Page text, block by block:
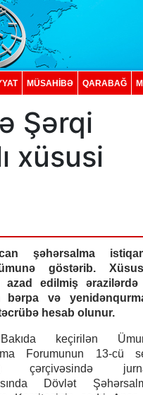
MÜSAHİBƏ QARABAĞ
Şərqi
xüsusi
şəhərsalma
göstərib.
azad edilmiş ərazilərdə
bərpa və
hesab olunur.
keçirilən
Forumunun 13‑cü
çərçivəsində
Dövlət